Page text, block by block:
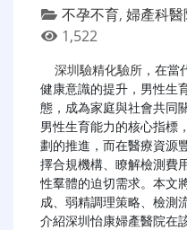
不孕不育, 婦產科醫
1,522
深圳驗精化驗所 ，在當
健康意識的提升，男性
態，成為家庭與社會共同
男性生育能力的核心指標
劃的推進，而在醫療資源
擇合規機構、瞭解檢測費
性羣體的迫切需求。本文
成、弱精調理策略、檢測
介紹深圳怡康婦產醫院在